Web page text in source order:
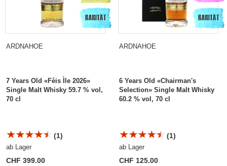
ARDNAHOE
7 Years Old «Fèis Ìle 2026»
Single Malt Whisky 59.7 % vol,
70 cl
(1)
ab Lager
CHF 399.00
ARDNAHOE
6 Years Old «Chairman's
Selection» Single Malt Whisky
60.2 % vol, 70 cl
(1)
ab Lager
CHF 125.00